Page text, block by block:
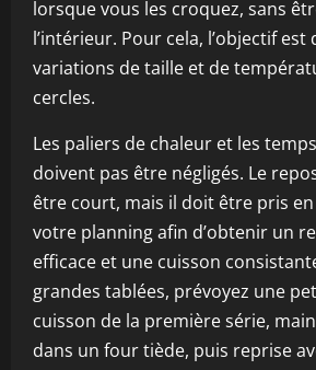
lorsque vous les croquez, sans
l’intérieur. Pour cela, l’objectif est
variations de taille et de
cercles.
Les paliers de chaleur et les
doivent pas être négligés. Le
être court, mais il doit être pris
votre planning afin d’obtenir un
efficace et une cuisson
grandes tablées, prévoyez une
cuisson de la première série,
dans un four tiède, puis reprise